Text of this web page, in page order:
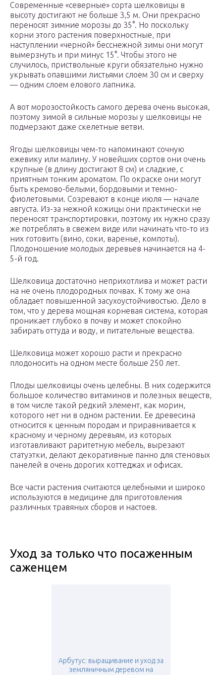
Современные «северные» сорта шелковицы в
высоту достигают не больше 3,5 м. Они прекрасно
переносят зимние морозы до 35°. Но поскольку
корни этого растения поверхностные, при
наступлении «черной» бесснежной зимы они могут
вымерзнуть и при минус 15°. Чтобы этого не
случилось, приствольные круги обязательно нужно
укрывать опавшими листьями слоем 30 см и сверху
— одним слоем елового лапника.
А вот морозостойкость самого дерева очень высокая,
поэтому зимой в сильные морозы у шелковицы не
подмерзают даже скелетные ветви.
Ягоды шелковицы чем-то напоминают сочную
ежевику или малину. У новейших сортов они очень
крупные (в длину достигают 8 см) и сладкие, с
приятным тонким ароматом. По окраске они могут
быть кремово-белыми, бордовыми и темно-
фиолетовыми. Созревают в конце июля — начале
августа. Из-за нежной кожицы они практически не
переносят транспортировки, поэтому их нужно сразу
же потреблять в свежем виде или начинать что-то из
них готовить (вино, соки, варенье, компоты).
Плодоношение молодых деревьев начинается на 4-
5-й год.
Шелковица достаточно неприхотлива и может расти
на не очень плодородных почвах. К тому же она
обладает повышенной засухоустойчивостью. Дело в
том, что у дерева мощная корневая система, которая
проникает глубоко в почву и может спокойно
забирать оттуда и воду, и питательные вещества.
Шелковица может хорошо расти и прекрасно
плодоносить на одном месте больше 250 лет.
Плоды шелковицы очень целебны. В них содержится
большое количество витаминов и полезных веществ,
в том числе такой редкий элемент, как морин,
которого нет ни в одном растении. Ее древесина
относится к ценным породам и приравнивается к
красному и черному деревьям, из которых
изготавливают раритетную мебель, вырезают
статуэтки, делают декоративные панно для стеновых
панелей в очень дорогих коттеджах и офисах.
Все части растения считаются целебными и широко
используются в медицине для приготовления
различных травяных сборов и настоев.
Уход за только что посаженным
саженцем
Арбутус: выращивание и уход за
земляничным деревом на